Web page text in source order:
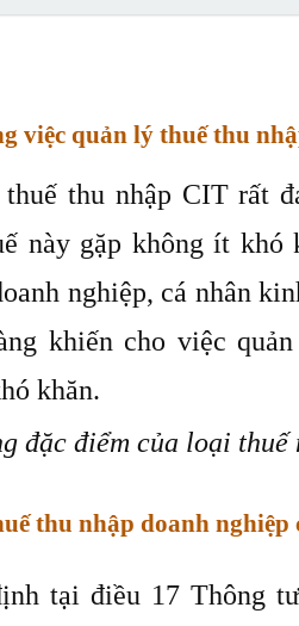
việc quản lý thuế thu
thu nhập CIT rất
này gặp không ít khó
nghiệp, cá nhân
khiến cho việc
khăn.
đặc điểm của loại
thu nhập doanh nghiệp
tại điều 17 Thông